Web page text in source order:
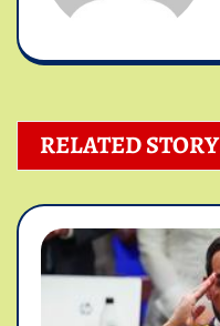
RELATED STORY